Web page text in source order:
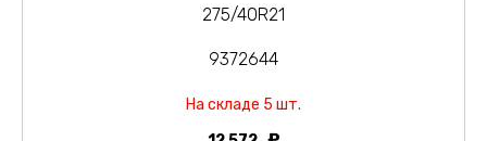
275/40R21
9372644
На складе 5 шт.